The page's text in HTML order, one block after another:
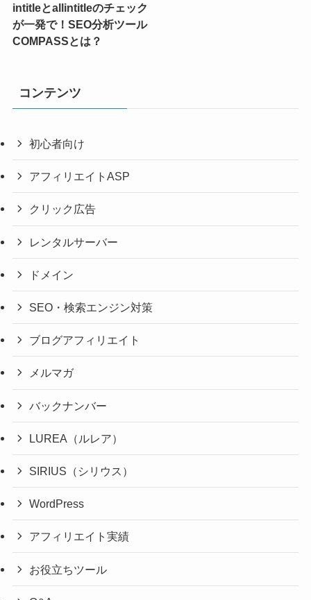
intitleとallintitleのチェック
が一発で！SEO分析ツール
COMPASSとは？
コンテンツ
初心者向け
アフィリエイトASP
クリック広告
レンタルサーバー
ドメイン
SEO・検索エンジン対策
ブログアフィリエイト
メルマガ
バックナンバー
LUREA（ルレア）
SIRIUS（シリウス）
WordPress
アフィリエイト実績
お役立ちツール